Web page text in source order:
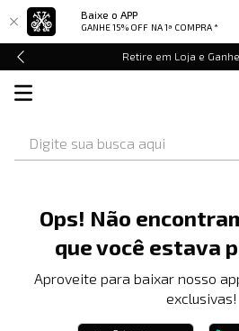
Baixe o APP
GANHE 15% OFF NA 1ª COMPRA *
Retire em Loja e
Ops! Não
que você estava
Aproveite para baixar nosso
exclusivas!